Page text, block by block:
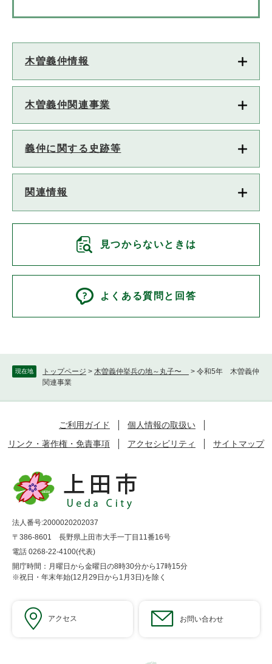
現在地 トップページ > 木曽義仲挙兵の地～丸子〜 > 令和5年 木曽義仲
関連事業
木曽義仲情報
木曽義仲関連事業
義仲に関する史跡等
関連情報
見つからないときは
よくある質問と回答
ご利用ガイド
個人情報の取扱い
リンク・著作権・免責事項
アクセシビリティ サイトマップ
法人番号:2000020202037
〒386-8601 長野県上田市大手一丁目11番16号
電話 0268-22-4100(代表)
開庁時間：月曜日から金曜日の8時30分から17時15分
※祝日・年末年始(12月29日から1月3日)を除く
アクセス お問い合わせ